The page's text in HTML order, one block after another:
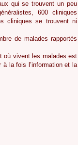
qui se trouvent un peu
600 cliniques
cliniques se trouvent ni
de malades rapportés
où vivent les malades est
à la fois l’information et la